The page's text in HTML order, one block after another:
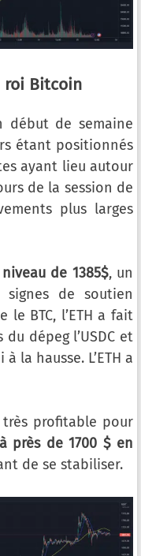
roi Bitcoin
de semaine
étant positionnés
ayant lieu autour
de la session de
plus larges
de 1385$, un
de soutien
le BTC, l’ETH a fait
dépeg l’USDC et
la hausse. L’ETH a
profitable pour
près de 1700 $ en
de se stabiliser.